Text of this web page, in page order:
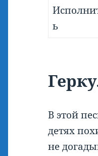
ь
В этой
детях
не